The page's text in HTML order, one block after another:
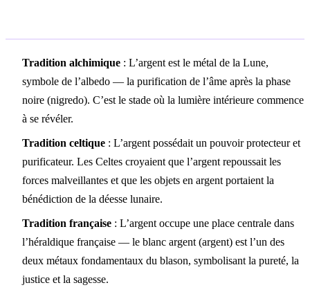
Tradition alchimique : L’argent est le métal de la Lune,
symbole de l’albedo — la purification de l’âme après la phase
noire (nigredo). C’est le stade où la lumière intérieure commence
à se révéler.
Tradition celtique : L’argent possédait un pouvoir protecteur et
purificateur. Les Celtes croyaient que l’argent repoussait les
forces malveillantes et que les objets en argent portaient la
bénédiction de la déesse lunaire.
Tradition française : L’argent occupe une place centrale dans
l’héraldique française — le blanc argent (argent) est l’un des
deux métaux fondamentaux du blason, symbolisant la pureté, la
justice et la sagesse.